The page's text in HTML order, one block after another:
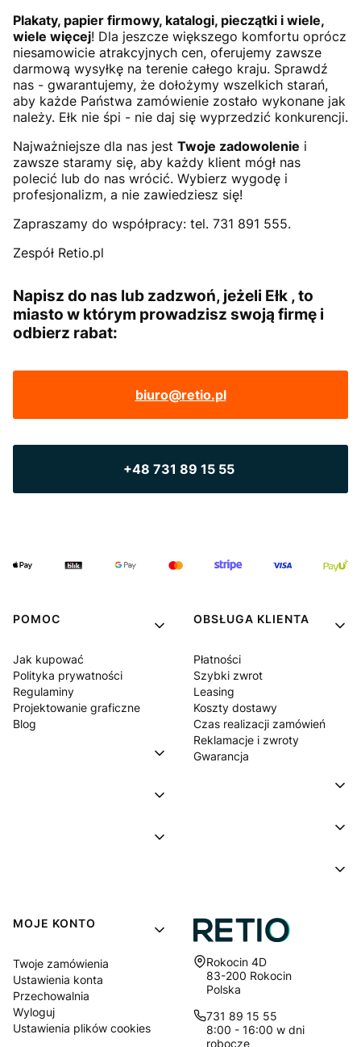
Plakaty, papier firmowy, katalogi, pieczątki i wiele,
wiele więcej! Dla jeszcze większego komfortu oprócz
niesamowicie atrakcyjnych cen, oferujemy zawsze
darmową wysyłkę na terenie całego kraju. Sprawdź
nas - gwarantujemy, że dołożymy wszelkich starań,
aby każde Państwa zamówienie zostało wykonane jak
należy. Ełk nie śpi - nie daj się wyprzedzić konkurencji.
Najważniejsze dla nas jest Twoje zadowolenie i
zawsze staramy się, aby każdy klient mógł nas
polecić lub do nas wrócić. Wybierz wygodę i
profesjonalizm, a nie zawiedziesz się!
Zapraszamy do współpracy: tel. 731 891 555.
Zespół Retio.pl
Napisz do nas lub zadzwoń, jeżeli Ełk , to
miasto w którym prowadzisz swoją firmę i
odbierz rabat:
biuro@retio.pl
+48 731 89 15 55
POMOC
Jak kupować
Polityka prywatności
Regulaminy
Projektowanie graficzne
Blog
OBSŁUGA KLIENTA
Płatności
Szybki zwrot
Leasing
Koszty dostawy
Czas realizacji zamówień
Reklamacje i zwroty
Gwarancja
MOJE KONTO
Twoje zamówienia
Ustawienia konta
Przechowalnia
Wyloguj
Ustawienia plików cookies
Adres:
Rokocin 4D
83-200 Rokocin
Polska
731 89 15 55
8:00 - 16:00 w dni
robocze